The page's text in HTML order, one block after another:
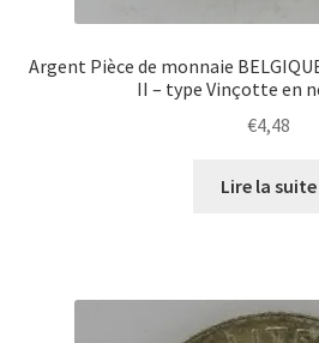
Argent Pièce de monnaie
II – type Vinçotte en
€4,48
Lire la suite